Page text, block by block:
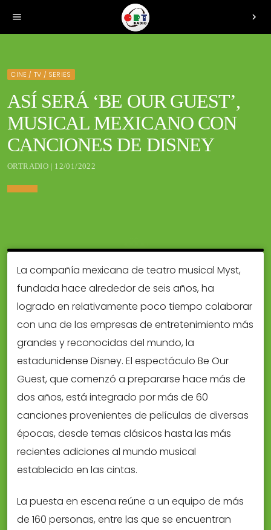
menu chevron_right
CINE / TV / SERIES
ASÍ SERÁ ‘BE OUR GUEST’,
MUSICAL MEXICANO CON
CANCIONES DE DISNEY
ORTRADIO | 12/01/2022
La compañía mexicana de teatro musical Myst,
fundada hace alrededor de seis años, ha
logrado en relativamente poco tiempo colaborar
con una de las empresas de entretenimiento más
grandes y reconocidas del mundo, la
estadunidense Disney. El espectáculo Be Our
Guest, que comenzó a prepararse hace más de
dos años, está integrado por más de 60
canciones provenientes de películas de diversas
épocas, desde temas clásicos hasta las más
recientes adiciones al mundo musical
establecido en las cintas.
La puesta en escena reúne a un equipo de más
de 160 personas, entre las que se encuentran